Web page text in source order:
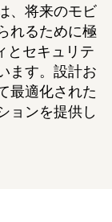
、将来のモビ
れるために極
とセキュリテ
ます。設計お
最適化された
ョンを提供し